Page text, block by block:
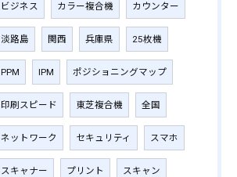
ビジネス カラー複合機 カウンター
淡路島 関西 兵庫県 25枚機
PPM IPM ポジショニングマップ
印刷スピード 東芝複合機 全国
ネットワーク セキュリティ スマホ
スキャナー プリント スキャン